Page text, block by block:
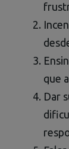
que
Dar